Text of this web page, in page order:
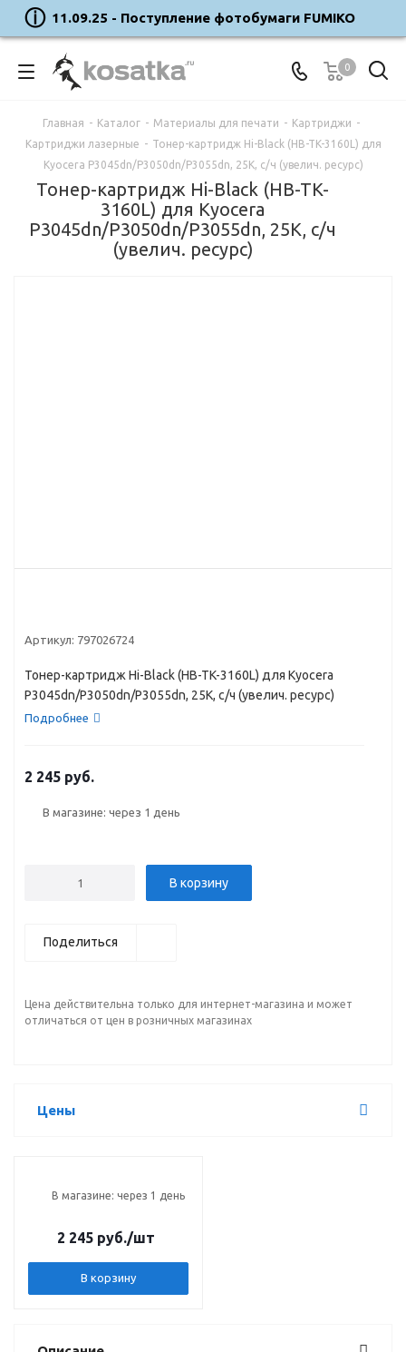
11.09.25 - Поступление фотобумаги FUMIKO
0
Главная - Каталог - Материалы для печати - Картриджи -
Картриджи лазерные - Тонер-картридж Hi-Black (HB-TK-3160L) для
Kyocera P3045dn/P3050dn/P3055dn, 25K, с/ч (увелич. ресурс)
Тонер-картридж Hi-Black (HB-TK-
3160L) для Kyocera
P3045dn/P3050dn/P3055dn, 25K, с/ч
(увелич. ресурс)
Артикул: 797026724
Тонер-картридж Hi-Black (HB-TK-3160L) для Kyocera
P3045dn/P3050dn/P3055dn, 25K, с/ч (увелич. ресурс)
Подробнее
2 245 руб.
В магазине: через 1 день
В корзину
Поделиться
Цена действительна только для интернет-магазина и может
отличаться от цен в розничных магазинах
Цены
В магазине: через 1 день
2 245 руб./шт
В корзину